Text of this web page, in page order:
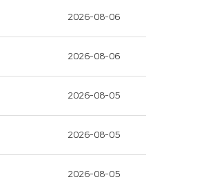
2026-08-06
2026-08-06
2026-08-05
2026-08-05
2026-08-05